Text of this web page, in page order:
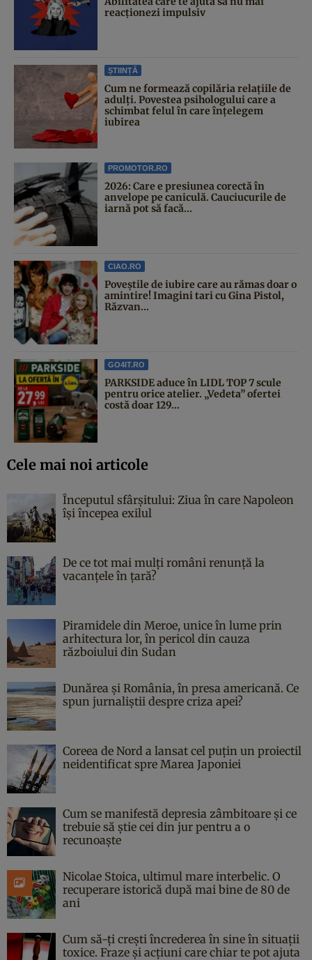
reacționezi impulsiv
ȘTIINȚĂ
Cum ne formează copilăria relațiile de
adulți. Povestea psihologului care a
schimbat felul în care înțelegem
iubirea
PROMOTOR.RO
2026: Care e presiunea corectă în
anvelope pe caniculă. Cauciucurile de
iarnă pot să facă...
CIAO.RO
Poveştile de iubire care au rămas doar o
amintire! Imagini tari cu Gina Pistol,
Răzvan...
GO4IT.RO
PARKSIDE aduce în LIDL TOP 7 scule
pentru orice atelier. „Vedeta” ofertei
costă doar 129...
Cele mai noi articole
Începutul sfârşitului: Ziua în care Napoleon
îşi începea exilul
De ce tot mai mulți români renunță la
vacanțele în țară?
Piramidele din Meroe, unice în lume prin
arhitectura lor, în pericol din cauza
războiului din Sudan
Dunărea și România, în presa americană. Ce
spun jurnaliștii despre criza apei?
Coreea de Nord a lansat cel puțin un proiectil
neidentificat spre Marea Japoniei
Cum se manifestă depresia zâmbitoare și ce
trebuie să știe cei din jur pentru a o
recunoaște
Nicolae Stoica, ultimul mare interbelic. O
recuperare istorică după mai bine de 80 de
ani
Cum să-ți crești încrederea în sine în situații
toxice. Fraze și acțiuni care chiar te pot ajuta